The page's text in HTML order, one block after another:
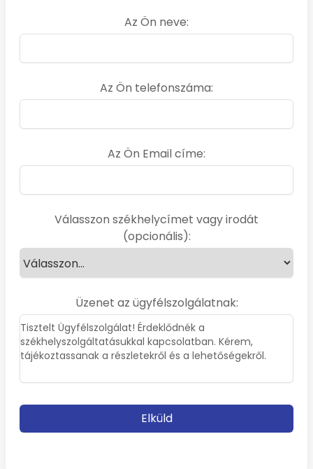
Az Ön neve:
Az Ön telefonszáma:
Az Ön Email címe:
Válasszon székhelycímet vagy irodát
(opcionális):
Üzenet az ügyfélszolgálatnak:
Elküld